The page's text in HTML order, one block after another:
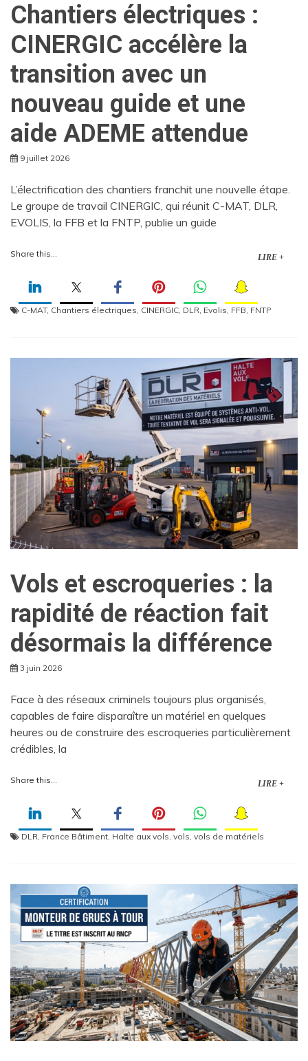
Chantiers électriques :
CINERGIC accélère la
transition avec un
nouveau guide et une
aide ADEME attendue
9 juillet 2026
L’électrification des chantiers franchit une nouvelle étape.
Le groupe de travail CINERGIC, qui réunit C-MAT, DLR,
EVOLIS, la FFB et la FNTP, publie un guide
Share this... LIRE +
C-MAT, Chantiers électriques, CINERGIC, DLR, Evolis, FFB, FNTP
Vols et escroqueries : la
rapidité de réaction fait
désormais la différence
3 juin 2026
Face à des réseaux criminels toujours plus organisés,
capables de faire disparaître un matériel en quelques
heures ou de construire des escroqueries particulièrement
crédibles, la
Share this... LIRE +
DLR, France Bâtiment, Halte aux vols, vols, vols de matériels